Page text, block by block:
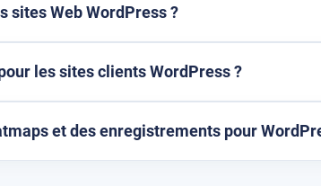
sites Web WordPress ?
les sites clients WordPress ?
et des enregistrements pour